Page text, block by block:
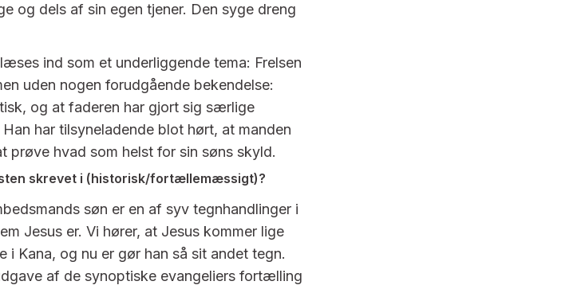
og dels af sin egen tjener. Den syge dreng
ind som et underliggende tema: Frelsen
uden nogen forudgående bekendelse:
og at faderen har gjort sig særlige
har tilsyneladende blot hørt, at manden
prøve hvad som helst for sin søns skyld.
skrevet i (historisk/fortællemæssigt)?
søn er en af syv tegnhandlinger i
Jesus er. Vi hører, at Jesus kommer lige
Kana, og nu er gør han så sit andet tegn.
af de synoptiske evangeliers fortælling